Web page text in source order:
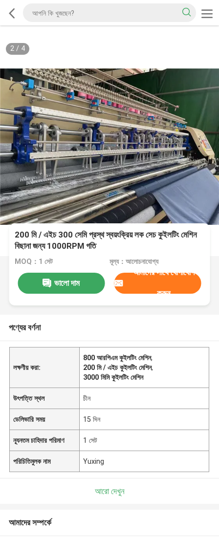
2/ 4
200 মি / এইচ 300 সেমি প্রস্থ স্বয়ংক্রিয় লক সেচ কুইলটিং মেশিন
বিছানা জন্য 1000RPM গতি
MOQ：1 সেট মূল্য：আলোচনাযোগ্য
ভালো দাম
আমাদের সাথে যোগাযোগ
করুন
পণ্যের বর্ণনা
লক্ষণীয় করা:
800 আরপিএম কুইলটিং মেশিন,
200 মি / এইচ কুইলটিং মেশিন,
3000 মিমি কুইলটিং মেশিন
উৎপত্তি স্থল চীন
ডেলিভারি সময় 15 দিন
ন্যূনতম চাহিদার পরিমাণ 1 সেট
পরিচিতিমুলক নাম Yuxing
আরো দেখুন
আমাদের সম্পর্কে